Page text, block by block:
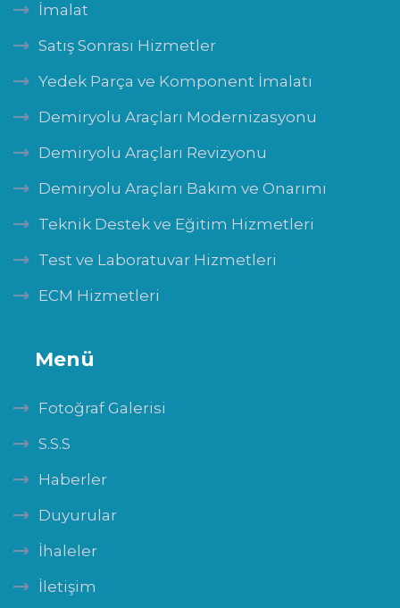
İmalat
Satış Sonrası Hizmetler
Yedek Parça ve Komponent İmalatı
Demiryolu Araçları Modernizasyonu
Demiryolu Araçları Revizyonu
Demiryolu Araçları Bakım ve Onarımı
Teknik Destek ve Eğitim Hizmetleri
Test ve Laboratuvar Hizmetleri
ECM Hizmetleri
Menü
Fotoğraf Galerisi
S.S.S
Haberler
Duyurular
İhaleler
İletişim